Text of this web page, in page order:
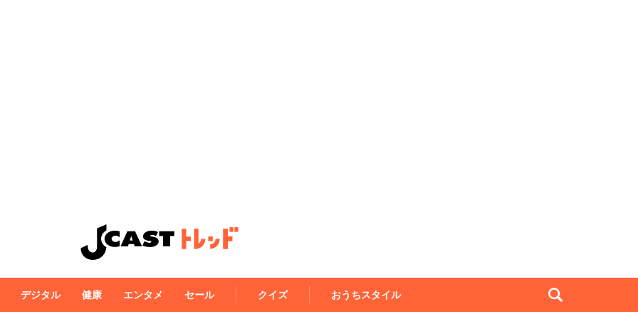
デジタル 健康 エンタメ セール クイズ おうちスタイル